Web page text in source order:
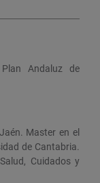
Plan Andaluz de
Master en el
de Cantabria.
Cuidados y